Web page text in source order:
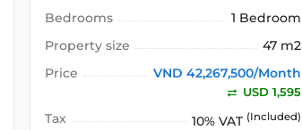
Bedrooms
1 Bedroom
Property size
47 m2
Price
VND 42,267,500/Month
USD 1,595
Tax 10% VAT (Included)